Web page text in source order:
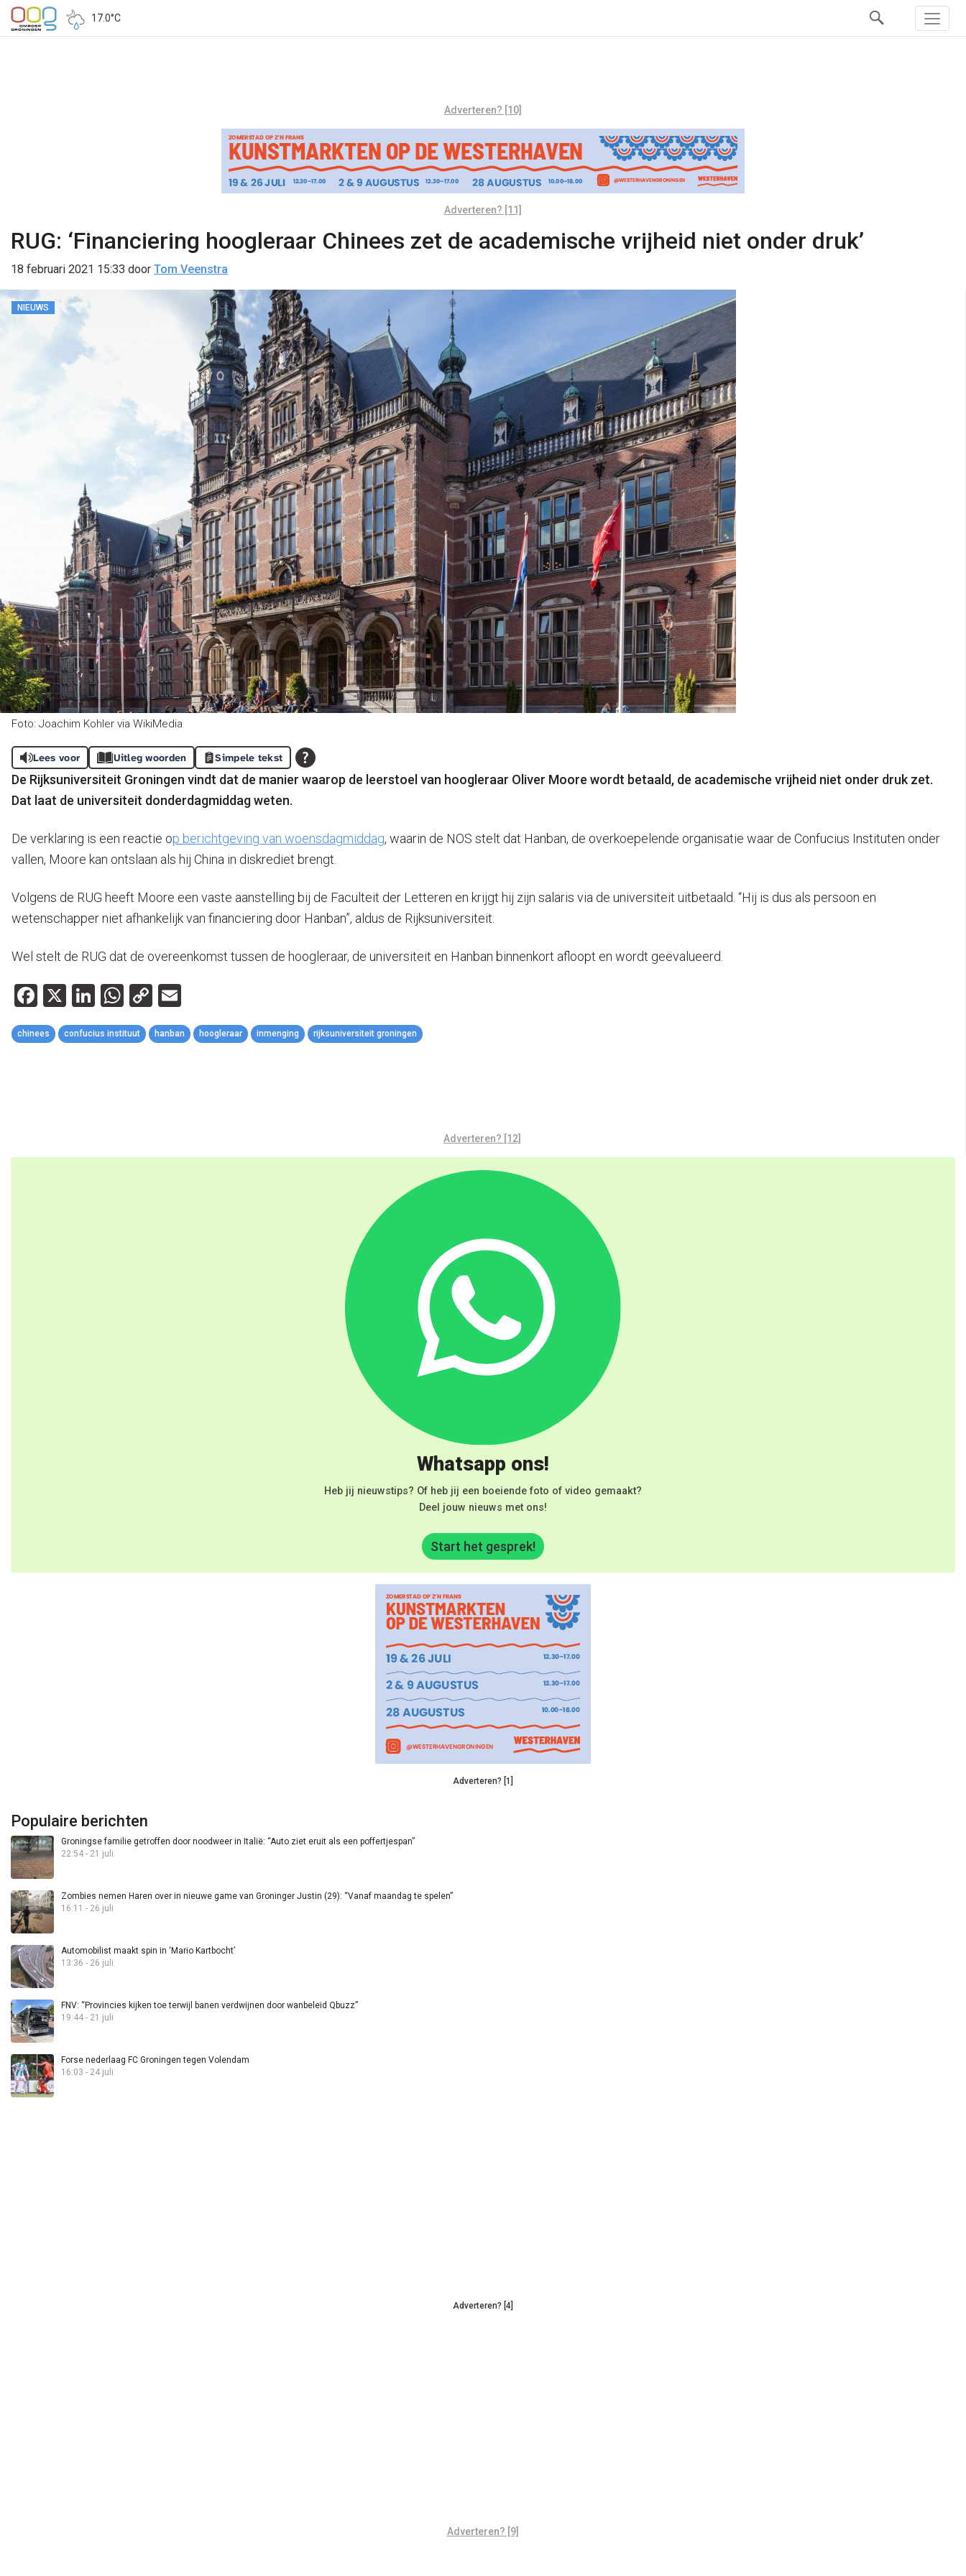
17.0°C
Adverteren? [10]
Adverteren? [11]
RUG: ‘Financiering hoogleraar Chinees zet de academische vrijheid niet onder druk’
18 februari 2021 15:33 door Tom Veenstra
NIEUWS
Foto: Joachim Kohler via WikiMedia
Lees voor Uitleg woorden Simpele tekst
De Rijksuniversiteit Groningen vindt dat de manier waarop de leerstoel van hoogleraar Oliver Moore wordt betaald, de academische vrijheid niet onder druk zet.
Dat laat de universiteit donderdagmiddag weten.
De verklaring is een reactie op berichtgeving van woensdagmiddag, waarin de NOS stelt dat Hanban, de overkoepelende organisatie waar de Confucius Instituten onder
vallen, Moore kan ontslaan als hij China in diskrediet brengt.
Volgens de RUG heeft Moore een vaste aanstelling bij de Faculteit der Letteren en krijgt hij zijn salaris via de universiteit uitbetaald. “Hij is dus als persoon en
wetenschapper niet afhankelijk van financiering door Hanban”, aldus de Rijksuniversiteit.
Wel stelt de RUG dat de overeenkomst tussen de hoogleraar, de universiteit en Hanban binnenkort afloopt en wordt geëvalueerd.
Facebook
X LinkedIn
WhatsApp
Copy
Link
chinees confucius instituut hanban hoogleraar inmenging rijksuniversiteit groningen
Adverteren? [12]
Whatsapp ons!
Heb jij nieuwstips? Of heb jij een boeiende foto of video gemaakt?
Deel jouw nieuws met ons!
Start het gesprek!
Adverteren? [1]
Populaire berichten
Groningse familie getroffen door noodweer in Italië: “Auto ziet eruit als een poffertjespan”
22:54 - 21 juli
Zombies nemen Haren over in nieuwe game van Groninger Justin (29): “Vanaf maandag te spelen”
16:11 - 26 juli
Automobilist maakt spin in ‘Mario Kartbocht’
13:36 - 26 juli
FNV: “Provincies kijken toe terwijl banen verdwijnen door wanbeleid Qbuzz”
19:44 - 21 juli
Forse nederlaag FC Groningen tegen Volendam
16:03 - 24 juli
Adverteren? [4]
Adverteren? [9]